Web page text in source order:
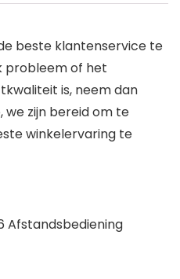
beste klantenservice te
probleem of het
is, neem dan
zijn bereid om te
winkelervaring te
Afstandsbediening